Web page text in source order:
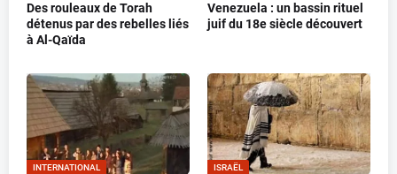
Des rouleaux de Torah
détenus par des rebelles liés
à Al-Qaïda
Venezuela : un bassin rituel
juif du 18e siècle découvert
INTERNATIONAL ISRAËL